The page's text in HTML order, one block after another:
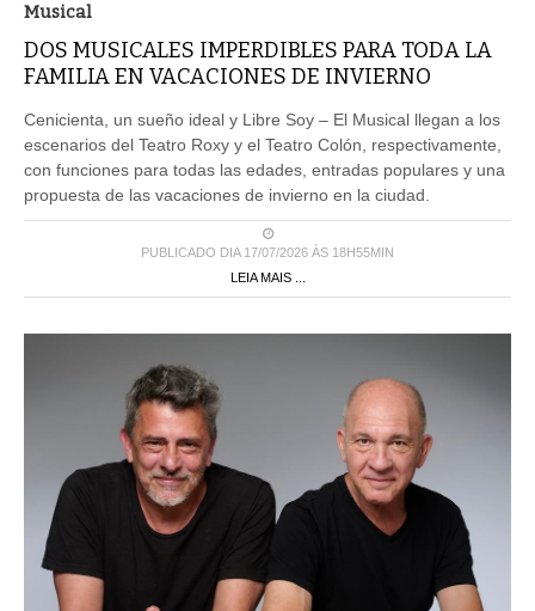
Musical
DOS MUSICALES IMPERDIBLES PARA TODA LA
FAMILIA EN VACACIONES DE INVIERNO
Cenicienta, un sueño ideal y Libre Soy – El Musical llegan a los
escenarios del Teatro Roxy y el Teatro Colón, respectivamente,
con funciones para todas las edades, entradas populares y una
propuesta de las vacaciones de invierno en la ciudad.
PUBLICADO DIA 17/07/2026 ÀS 18H55MIN
LEIA MAIS ...